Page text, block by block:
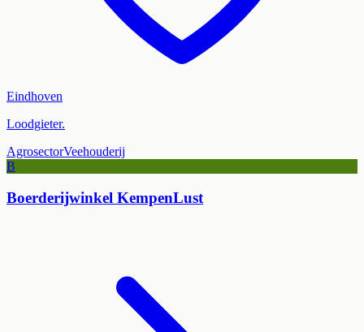
Eindhoven
Loodgieter.
AgrosectorVeehouderij
B
Boerderijwinkel KempenLust